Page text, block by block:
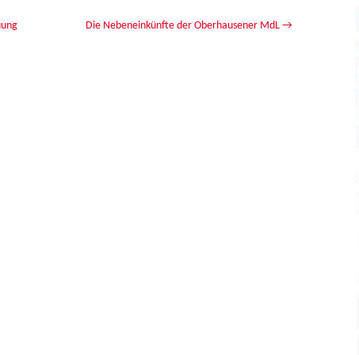
Die Nebeneinkünfte der Oberhausener MdL →